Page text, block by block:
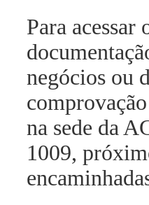
Para acessar
negócios ou
na sede da
1009,